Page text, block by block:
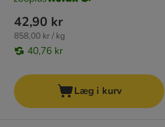
42,90 kr
858,00 kr / kg
40,76 kr
Læg i kurv